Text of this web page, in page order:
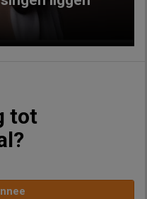
tot